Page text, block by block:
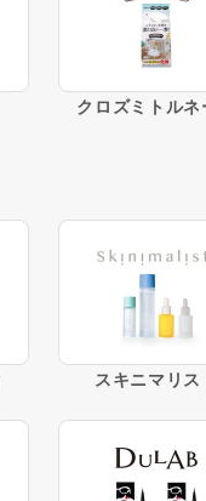
クロズミトルネ
スキニマリス